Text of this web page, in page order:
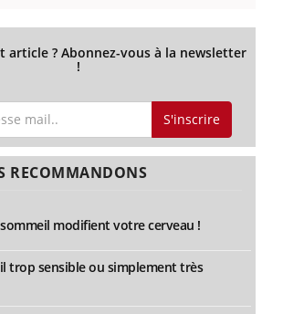
article ? Abonnez-vous à la newsletter
!
S'inscrire
RECOMMANDONS
modifient votre cerveau !
trop sensible ou simplement très